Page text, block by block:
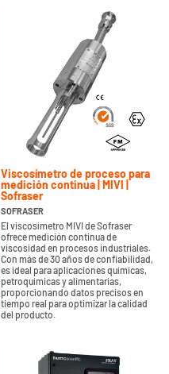
Viscosímetro de proceso para
medición continua | MIVI |
Sofraser
SOFRASER
El viscosímetro MIVI de Sofraser
ofrece medición continua de
viscosidad en procesos industriales.
Con más de 30 años de confiabilidad,
es ideal para aplicaciones químicas,
petroquímicas y alimentarias,
proporcionando datos precisos en
tiempo real para optimizar la calidad
del producto.